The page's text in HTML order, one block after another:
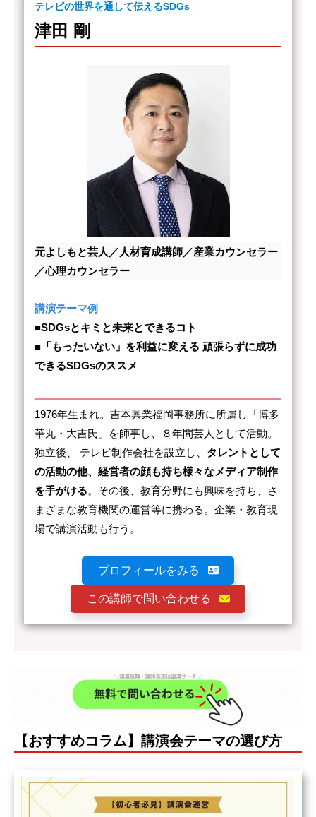
テレビの世界を通して伝えるSDGs
津田 剛
元よしもと芸人／人材育成講師／産業カウンセラー
／心理カウンセラー
講演テーマ例
■SDGsとキミと未来とできるコト
■「もったいない」を利益に変える 頑張らずに成功
できるSDGsのススメ
1976年生まれ。吉本興業福岡事務所に所属し「博多
華丸・大吉氏」を師事し、８年間芸人として活動。
独立後、 テレビ制作会社を設立し、 タレントとして
の活動の他、経営者の顔も持ち様々なメディア制作
を手がける。その後、教育分野にも興味を持ち、さ
まざまな教育機関の運営等に携わる。企業・教育現
場で講演活動も行う。
プロフィールをみる
この講師で問い合わせる
【おすすめコラム】講演会テーマの選び方